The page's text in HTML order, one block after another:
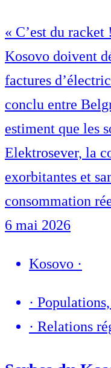
« C’est du
Kosovo doivent
factures
conclu entre
estiment que les
Elektrosever, la
exorbitantes et
consommation
6 mai 2026
Kosovo ·
·
· Relations